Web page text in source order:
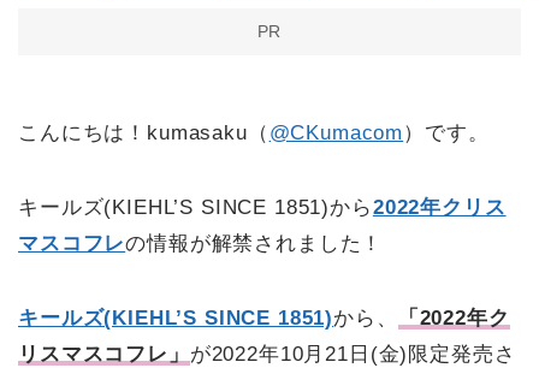
PR
こんにちは！kumasaku（ @CKumacom ）です。
キールズ(KIEHL’S SINCE 1851)から2022年クリス
マスコフレの情報が解禁されました！
キールズ(KIEHL’S SINCE 1851)から、
「2022年ク
リスマスコフレ」 が2022年10月21日(金)限定発売さ